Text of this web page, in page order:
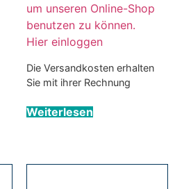
um unseren Online-Shop
benutzen zu können.
Hier einloggen
Die Versandkosten erhalten
Sie mit ihrer Rechnung
Weiterlesen